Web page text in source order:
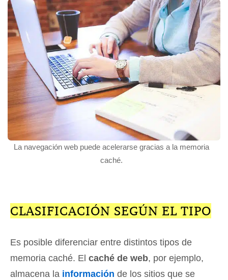
La navegación web puede acelerarse gracias a la memoria
caché.
CLASIFICACIÓN SEGÚN EL TIPO
Es posible diferenciar entre distintos tipos de
memoria caché. El caché de web, por ejemplo,
almacena la información de los sitios que se